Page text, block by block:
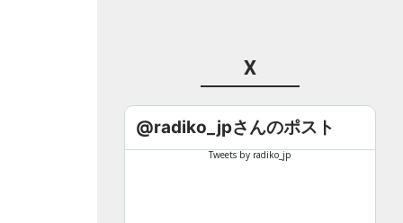
X
@radiko_jpさんのポスト
Tweets by radiko_jp